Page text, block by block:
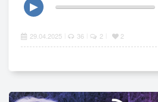
▶
29.04.2025 36 2 2